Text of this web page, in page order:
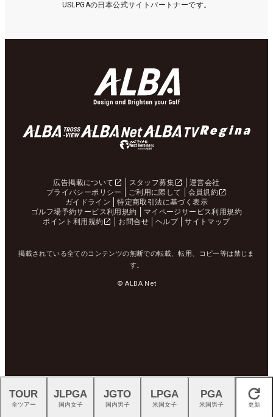
USLPGAの日本公式サイトパートナーです。
広告掲載について スタッフ募集
運営会社
プライバシーポリシー
ご利用に際して
会員規約
ガイドライン
特定商取引法に基づく表示
ゴルフ場予約サービス利用規約
マイページサービス利用規約
ポイント利用規約
お問合せ ヘルプ サイトマップ
掲載されている全てのコンテンツの無断での転載、転用、コピー等は禁じま
す。
© ALBA Net
閉じる
TOUR
全ツアー
JLPGA
国内女子
JGTO
国内男子
LPGA
米国女子
PGA
米国男子 更新